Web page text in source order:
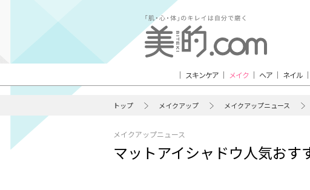
スキンケア メイク ヘア ネイル
トップ メイクアップ メイクアップニュース
メイクアップニュース
マットアイシャドウ人気おす